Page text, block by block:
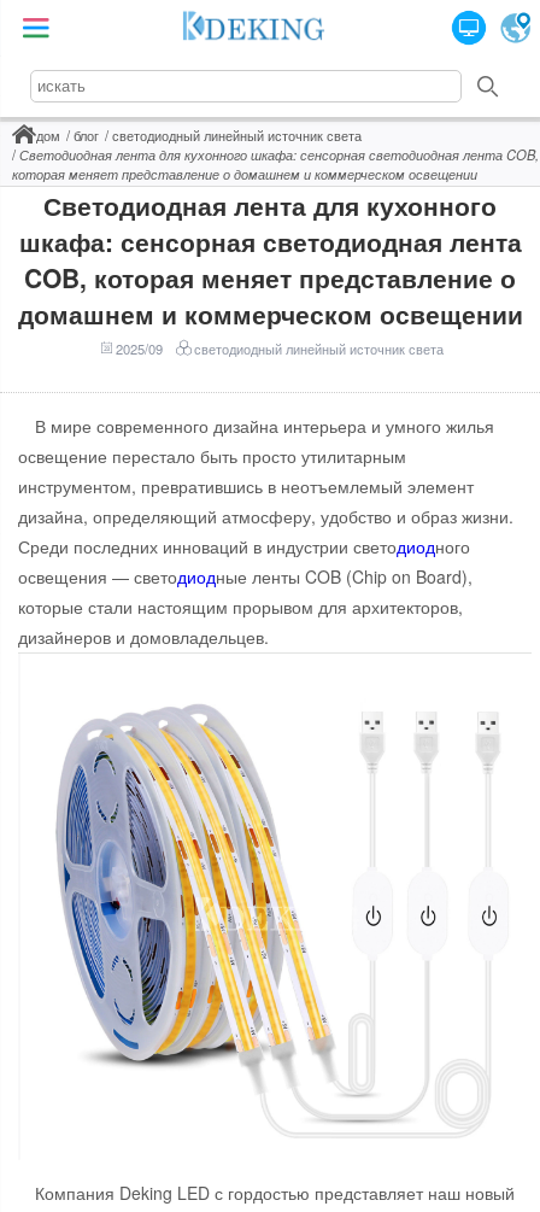
дом блог
светодиодный линейный источник света
Светодиодная лента для кухонного шкафа: сенсорная светодиодная лента COB,
которая меняет представление о домашнем и коммерческом освещении
Светодиодная лента для кухонного
шкафа: сенсорная светодиодная лента
COB, которая меняет представление о
домашнем и коммерческом освещении
2025/09 светодиодный линейный источник света
В мире современного дизайна интерьера и умного жилья
освещение перестало быть просто утилитарным
инструментом, превратившись в неотъемлемый элемент
дизайна, определяющий атмосферу, удобство и образ жизни.
Среди последних инноваций в индустрии светодиодного
освещения — светодиодные ленты COB (Chip on Board),
которые стали настоящим прорывом для архитекторов,
дизайнеров и домовладельцев.
Компания Deking LED с гордостью представляет наш новый